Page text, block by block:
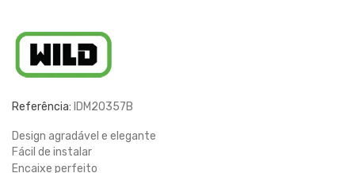
Referência: IDM20357B
Design agradável e elegante
Fácil de instalar
Encaixe perfeito